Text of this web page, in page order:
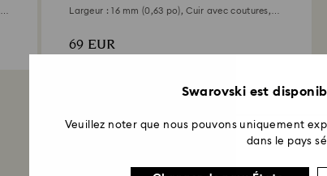
Largeur : 16 mm (0,63 po), Cuir avec coutures,
69 EUR
Afficher 6 sur
Swarovski est
Veuillez noter que nous pouvons uniquement
dans le pays